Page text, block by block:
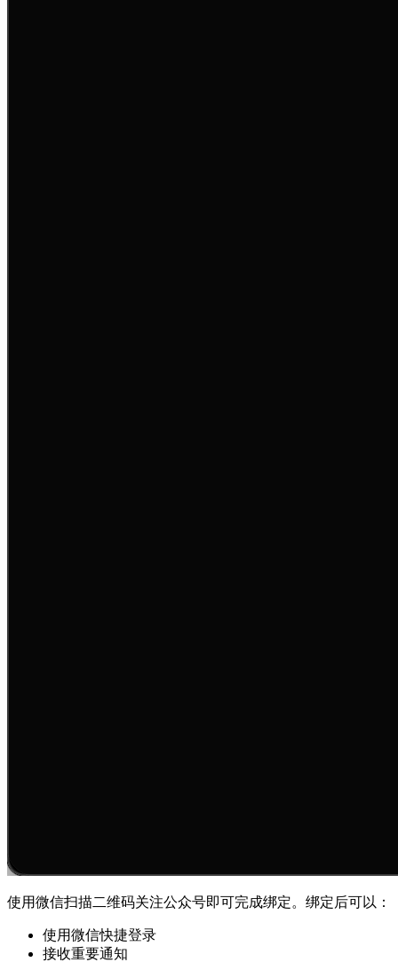
使用微信扫描二维码关注公众号即可完成绑定。绑定后可以：
使用微信快捷登录
接收重要通知